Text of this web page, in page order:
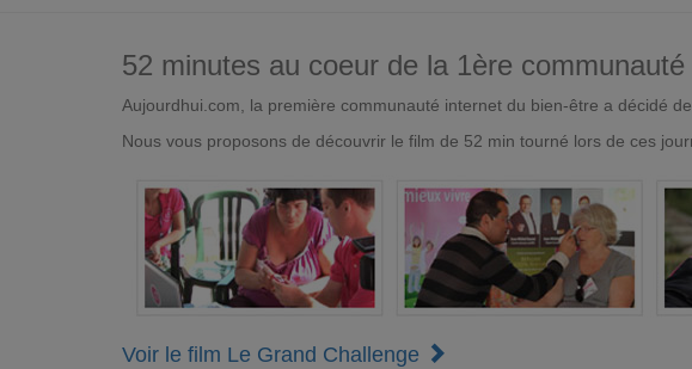
52 minutes au coeur de la 1ère
Aujourdhui.com, la première communauté internet du bien-être a décidé
Nous vous proposons de découvrir le film de 52 min tourné lors de ces
Voir le film Le Grand Challenge